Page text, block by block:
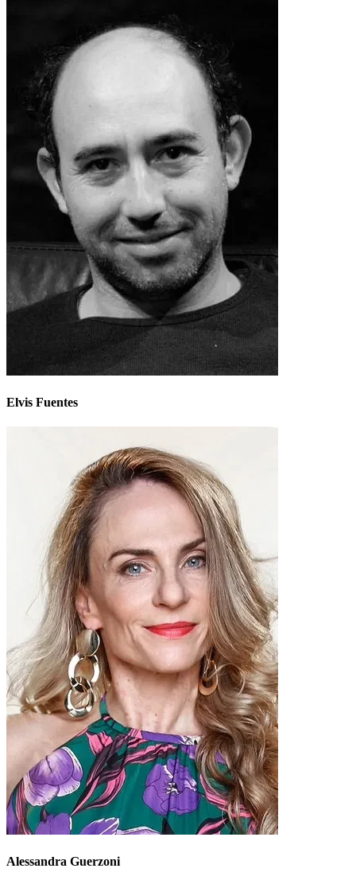
Elvis Fuentes
Alessandra Guerzoni